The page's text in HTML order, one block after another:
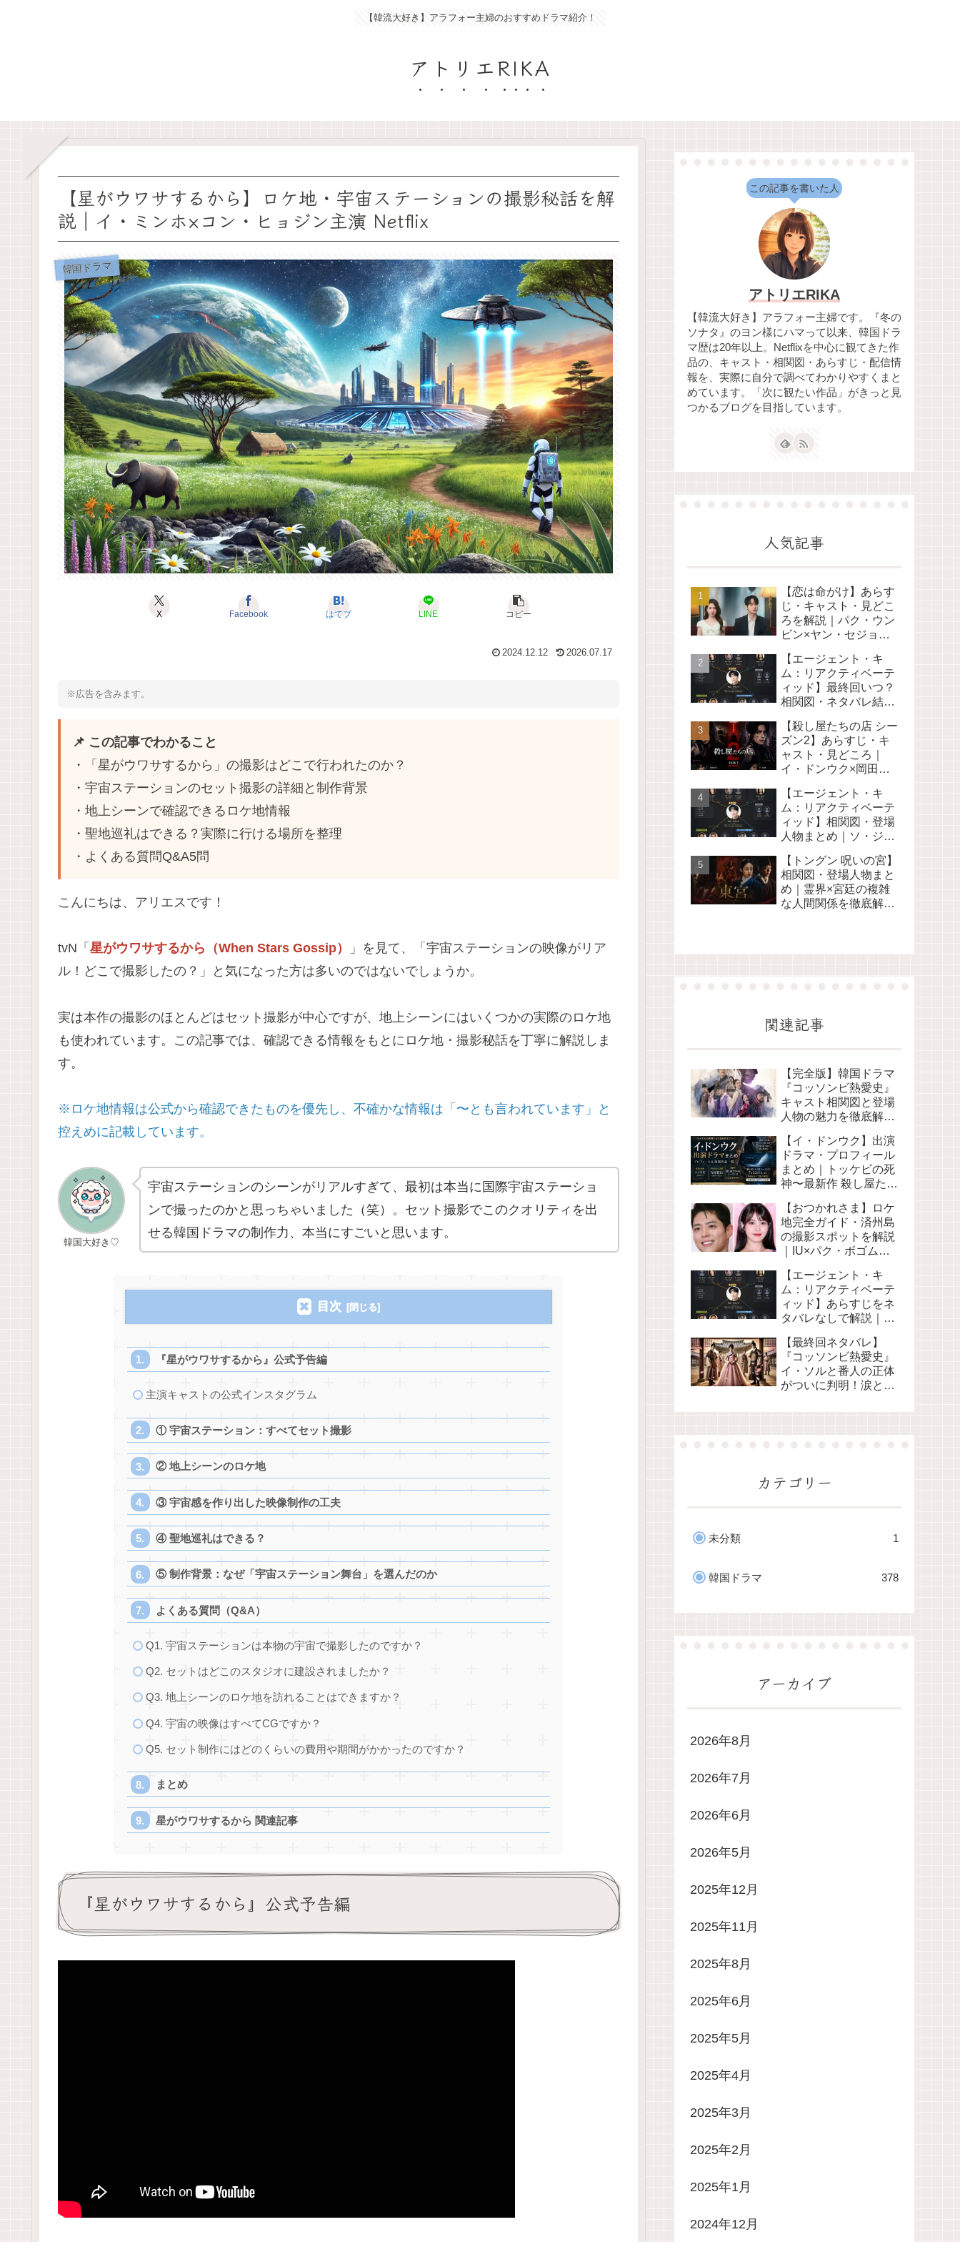
【韓流大好き】アラフォー主婦のおすすめドラマ紹介！
アトリエRIKA
【星がウワサするから】ロケ地・宇宙ステーションの撮影秘話を解
説｜イ・ミンホ×コン・ヒョジン主演 Netflix
韓国ドラマ
X Facebook はてブ LINE コピー
2024.12.12 2026.07.17
※広告を含みます。
📌 この記事でわかること
・「星がウワサするから」の撮影はどこで行われたのか？
・宇宙ステーションのセット撮影の詳細と制作背景
・地上シーンで確認できるロケ地情報
・聖地巡礼はできる？実際に行ける場所を整理
・よくある質問Q&A5問
こんにちは、アリエスです！
tvN「 星がウワサするから（When Stars Gossip）
」を見て、「宇宙ステーションの映像がリア
ル！どこで撮影したの？」と気になった方は多いのではないでしょうか。
実は本作の撮影のほとんどはセット撮影が中心ですが、地上シーンにはいくつかの実際のロケ地
も使われています。この記事では、確認できる情報をもとにロケ地・撮影秘話を丁寧に解説しま
す。
※ロケ地情報は公式から確認できたものを優先し、不確かな情報は「〜とも言われています」と
控えめに記載しています。
韓国大好き♡
宇宙ステーションのシーンがリアルすぎて、最初は本当に国際宇宙ステーショ
ンで撮ったのかと思っちゃいました（笑）。セット撮影でこのクオリティを出
せる韓国ドラマの制作力、本当にすごいと思います。
目次
『星がウワサするから』公式予告編
主演キャストの公式インスタグラム
① 宇宙ステーション：すべてセット撮影
② 地上シーンのロケ地
③ 宇宙感を作り出した映像制作の工夫
④ 聖地巡礼はできる？
⑤ 制作背景：なぜ「宇宙ステーション舞台」を選んだのか
よくある質問（Q&A）
Q1. 宇宙ステーションは本物の宇宙で撮影したのですか？
Q2. セットはどこのスタジオに建設されましたか？
Q3. 地上シーンのロケ地を訪れることはできますか？
Q4. 宇宙の映像はすべてCGですか？
Q5. セット制作にはどのくらいの費用や期間がかかったのですか？
まとめ
星がウワサするから 関連記事
『星がウワサするから』公式予告編
この記事を書いた人
アトリエRIKA
【韓流大好き】アラフォー主婦です。『冬の
ソナタ』のヨン様にハマって以来、韓国ドラ
マ歴は20年以上。Netflixを中心に観てきた作
品の、キャスト・相関図・あらすじ・配信情
報を、実際に自分で調べてわかりやすくまと
めています。「次に観たい作品」がきっと見
つかるブログを目指しています。
人気記事
【恋は命がけ】あらす
じ・キャスト・見どこ
ろを解説｜パク・ウン
ビン×ヤン・セジョン
国ドラマ2026
【エージェント・キ
ム：リアクティベーテ
ィッド】最終回いつ？
相関図・ネタバレ結末
Netflix2026
【殺し屋たちの店 シー
ズン2】あらすじ・キ
ャスト・見どころ｜
イ・ドンウク×岡田将
月配信【続編】
【エージェント・キ
ム：リアクティベーテ
ィッド】相関図・登場
人物まとめ｜ソ・ジソ
部長＞Netflix2026
【トングン 呪いの宮】
相関図・登場人物まと
め｜霊界×宮廷の複雑
な人間関係を徹底解説
関連記事
【完全版】韓国ドラマ
『コッソンビ熱愛史』
キャスト相関図と登場
人物の魅力を徹底解
【イ・ドンウク】出演
ドラマ・プロフィール
まとめ｜トッケビの死
神〜最新作 殺し屋たち
き】
【おつかれさま】ロケ
地完全ガイド・済州島
の撮影スポットを解説
｜IU×パク・ボゴム主
【エージェント・キ
ム：リアクティベーテ
ィッド】あらすじをネ
タバレなしで解説｜
ム部長＞Netflix2026
【最終回ネタバレ】
『コッソンビ熱愛史』
イ・ソルと番人の正体
がついに判明！涙と胸
カテゴリー
未分類 1
韓国ドラマ 378
アーカイブ
2026年8月
2026年7月
2026年6月
2026年5月
2025年12月
2025年11月
2025年8月
2025年6月
2025年5月
2025年4月
2025年3月
2025年2月
2025年1月
2024年12月